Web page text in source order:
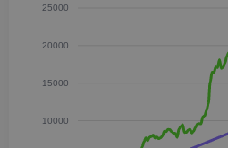
25000
20000
15000
10000